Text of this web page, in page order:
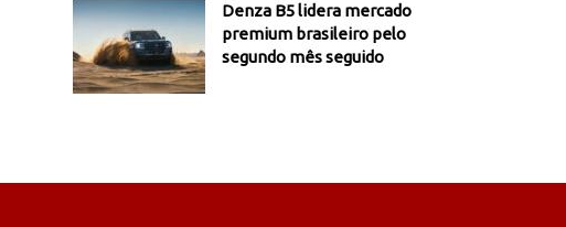
Denza B5 lidera mercado
premium brasileiro pelo
segundo mês seguido